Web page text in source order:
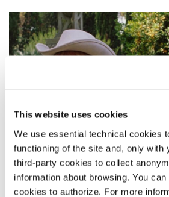
This website uses cookies
We use essential technical cookies
functioning of the site and, only with
third-party cookies to collect
information about browsing. You
cookies to authorize. For more